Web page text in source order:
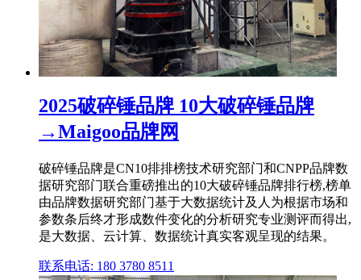
2025破碎锤品牌 10大破碎锤品牌
→Maigoo品牌网
破碎锤品牌是CN10排排榜技术研究部门和CNPP品牌数
据研究部门联合重磅推出的10大破碎锤品牌排行榜,榜单
由品牌数据研究部门基于大数据统计及人为根据市场和
参数条后终才形成数件变化的分析研究专业测评而得出,
是大数据、云计算、数据统计真实客观呈现的结果。
联系电话: 180 3780 8511